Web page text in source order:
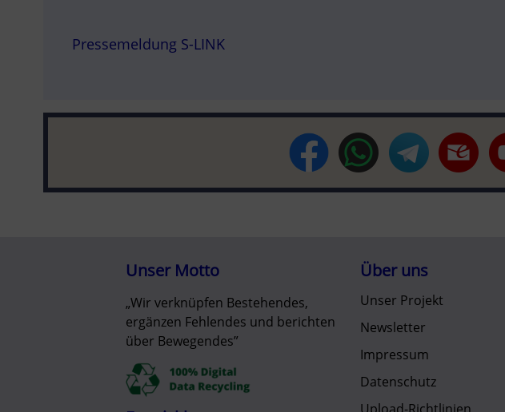
Pressemeldung S-LINK
Unser Motto
„Wir verknüpfen Bestehendes,
ergänzen Fehlendes und berichten
über Bewegendes”
Über uns
Unser Projekt
Newsletter
Impressum
Datenschutz